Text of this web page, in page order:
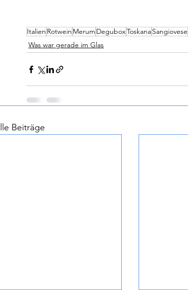
Italien Rotwein Merum DeguboxToskanaSangiovese
Was war gerade im Glas
Beiträge